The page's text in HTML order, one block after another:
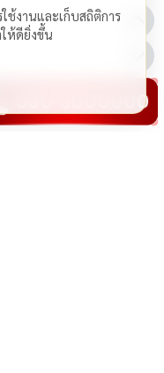
ช้งานและเก็บสถิติการ
ห้ดียิ่งขึ้น